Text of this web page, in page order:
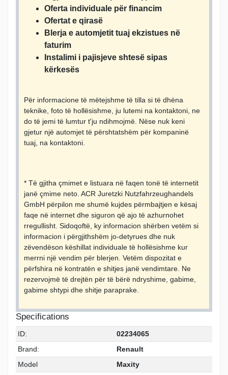
Oferta individuale për financim
Ofertat e qirasë
Blerja e automjetit tuaj ekzistues në
faturim
Instalimi i pajisjeve shtesë sipas
kërkesës
Për informacione të mëtejshme të tilla si të dhëna
teknike, foto të hollësishme, ju lutemi na kontaktoni, ne
do të jemi të lumtur t'ju ndihmojmë. Nëse nuk keni
gjetur një automjet të përshtatshëm për kompaninë
tuaj, na kontaktoni.
* Të gjitha çmimet e listuara në faqen tonë të internetit
janë çmime neto. ACR Juretzki Nutzfahrzeughandels
GmbH përpilon me shumë kujdes përmbajtjen e kësaj
faqe në internet dhe siguron që ajo të azhurnohet
rregullisht. Sidoqoftë, ky informacion shërben vetëm si
informacion i përgjithshëm jo-detyrues dhe nuk
zëvendëson këshillat individuale të hollësishme kur
merrni një vendim për blerjen. Vetëm dispozitat e
përfshira në kontratën e shitjes janë vendimtare. Ne
rezervojmë të drejtën për të bërë ndryshime, gabime,
gabime shtypi dhe shitje paraprake.
Specifications
ID:
02234065
Brand:
Renault
Model
Maxity